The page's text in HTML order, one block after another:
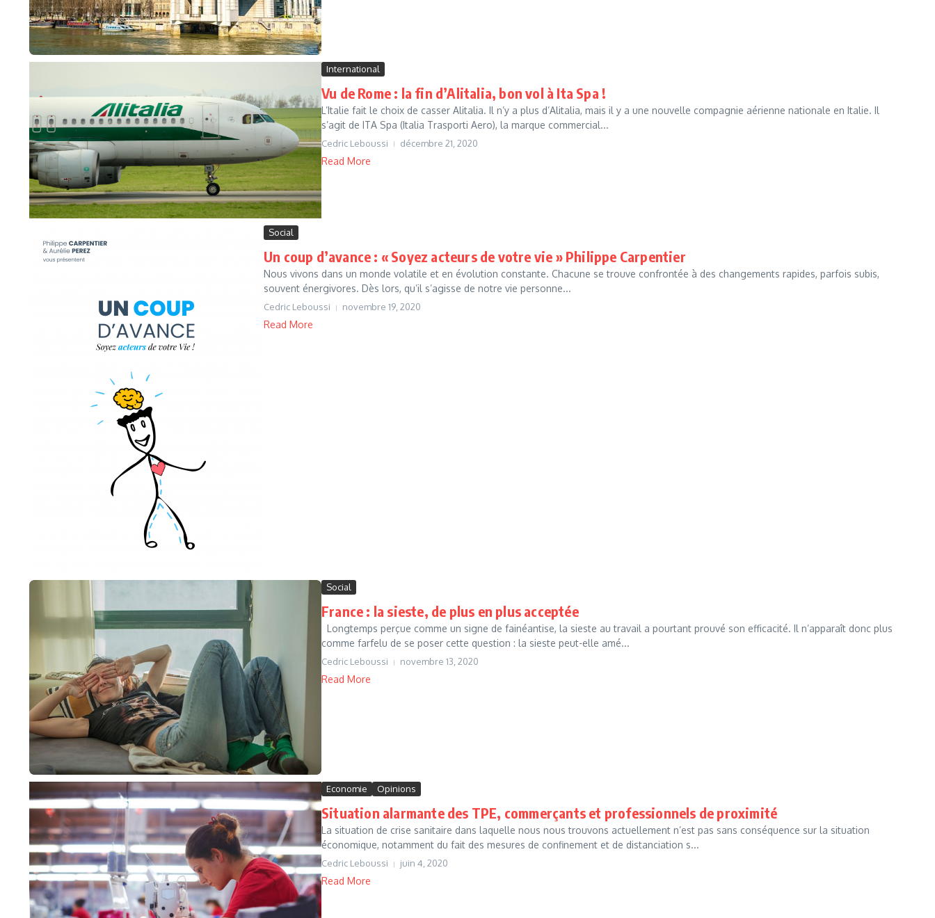
International
Vu de Rome : la fin d’Alitalia, bon vol à Ita Spa !
L’Italie fait le choix de casser Alitalia. Il n’y a plus d’Alitalia, mais il y a une nouvelle compagnie aérienne nationale en Italie. Il
s’agit de ITA Spa (Italia Trasporti Aero), la marque commercial...
Cedric Leboussi décembre 21, 2020
Read More
Social
Un coup d’avance : « Soyez acteurs de votre vie » Philippe Carpentier
Nous vivons dans un monde volatile et en évolution constante. Chacune se trouve confrontée à des changements rapides, parfois subis,
souvent énergivores. Dès lors, qu’il s’agisse de notre vie personne...
Cedric Leboussi novembre 19, 2020
Read More
Social
France : la sieste, de plus en plus acceptée
Longtemps perçue comme un signe de fainéantise, la sieste au travail a pourtant prouvé son efficacité. Il n’apparaît donc plus
comme farfelu de se poser cette question : la sieste peut-elle amé...
Cedric Leboussi novembre 13, 2020
Read More
Economie Opinions
Situation alarmante des TPE, commerçants et professionnels de proximité
La situation de crise sanitaire dans laquelle nous nous trouvons actuellement n’est pas sans conséquence sur la situation
économique, notamment du fait des mesures de confinement et de distanciation s...
Cedric Leboussi juin 4, 2020
Read More